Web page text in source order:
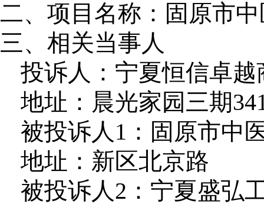
二、项目名称： 固原市
三、相关当事人
投诉人：宁夏恒信卓
地址：晨光家园三期
被投诉人1：固原市中
地址：新区北京路
被投诉人2：宁夏盛弘